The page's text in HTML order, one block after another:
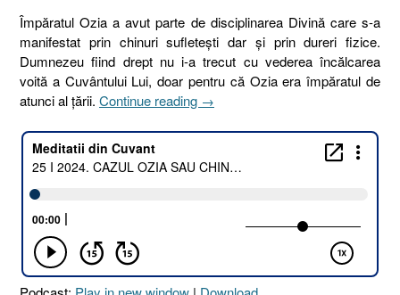
Împăratul Ozia a avut parte de disciplinarea Divină care s-a
manifestat prin chinuri sufletești dar și prin dureri fizice.
Dumnezeu fiind drept nu i-a trecut cu vederea încălcarea
voită a Cuvântului Lui, doar pentru că Ozia era împăratul de
atunci al țării. Continue reading „25
2024.
CAZUL
OZIA
DURERI
→